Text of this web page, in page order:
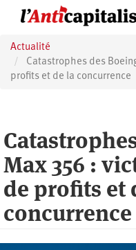
principal
Actualité
Catastrophes des
profits et de la concurrence
Max 356 :
de profits et
concurrence